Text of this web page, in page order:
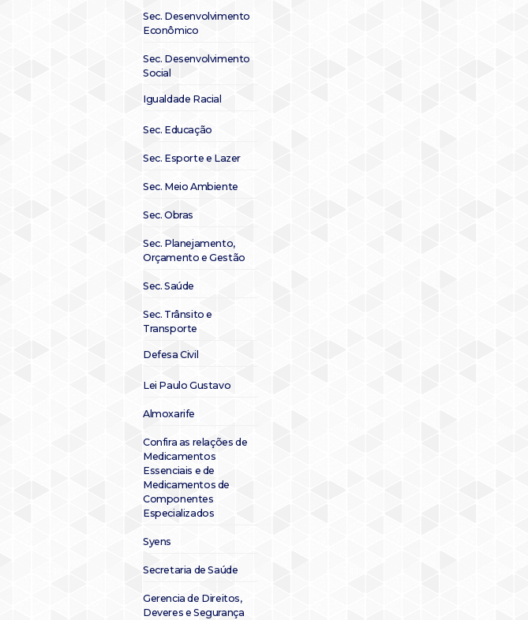
Sec. Desenvolvimento
Econômico
Sec. Desenvolvimento
Social
Igualdade Racial
Sec. Educação
Sec. Esporte e Lazer
Sec. Meio Ambiente
Sec. Obras
Sec. Planejamento,
Orçamento e Gestão
Sec. Saúde
Sec. Trânsito e
Transporte
Defesa Civil
Lei Paulo Gustavo
Almoxarife
Confira as relações de
Medicamentos
Essenciais e de
Medicamentos de
Componentes
Especializados
Syens
Secretaria de Saúde
Gerencia de Direitos,
Deveres e Segurança